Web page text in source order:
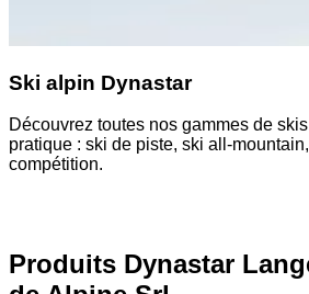
Ski alpin Dynastar
Découvrez toutes nos gammes de
pratique : ski de piste, ski all-
compétition.
Produits Dynastar